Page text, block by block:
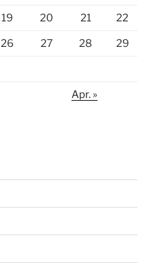
19 20 21 22
26 27 28 29
Apr. »